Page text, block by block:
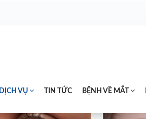
DỊCH VỤ TIN TỨC BỆNH VỀ MẮT